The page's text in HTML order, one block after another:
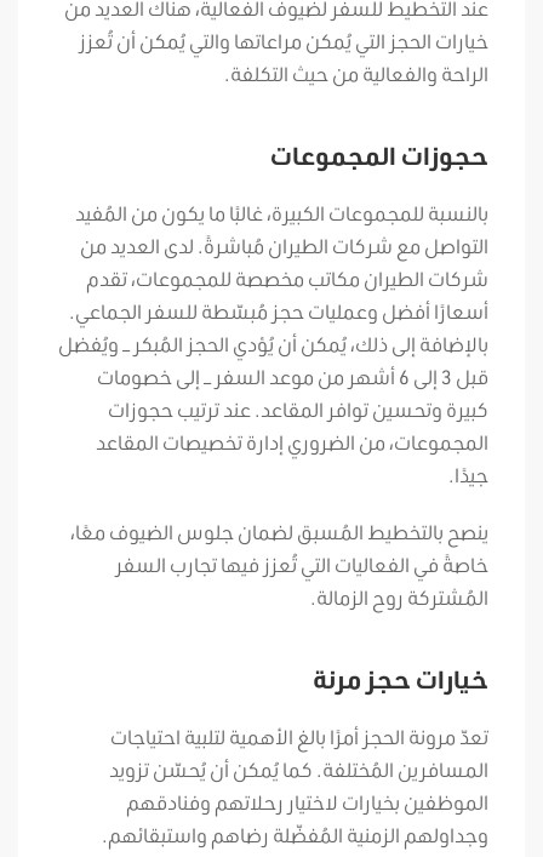
عند التخطيط للسفر لضيوف الفعالية، هناك العديد من
خيارات الحجز التي يُمكن مراعاتها والتي يُمكن أن تُعزز
الراحة والفعالية من حيث التكلفة.
حجوزات المجموعات
بالنسبة للمجموعات الكبيرة، غالبًا ما يكون من المُفيد
التواصل مع شركات الطيران مُباشرةً. لدى العديد من
شركات الطيران مكاتب مخصصة للمجموعات، تقدم
أسعارًا أفضل وعمليات حجز مُبسّطة للسفر الجماعي.
بالإضافة إلى ذلك، يُمكن أن يُؤدي الحجز المُبكر – ويُفضل
قبل 3 إلى 6 أشهر من موعد السفر – إلى خصومات
كبيرة وتحسين توافر المقاعد. عند ترتيب حجوزات
المجموعات، من الضروري إدارة تخصيصات المقاعد
جيدًا.
ينصح بالتخطيط المُسبق لضمان جلوس الضيوف معًا،
خاصةً في الفعاليات التي تُعزز فيها تجارب السفر
المُشتركة روح الزمالة.
خيارات حجز مرنة
تعدّ مرونة الحجز أمرًا بالغ الأهمية لتلبية احتياجات
المسافرين المُختلفة. كما يُمكن أن يُحسّن تزويد
الموظفين بخيارات لاختيار رحلاتهم وفنادقهم
وجداولهم الزمنية المُفضّلة رضاهم واستبقائهم.